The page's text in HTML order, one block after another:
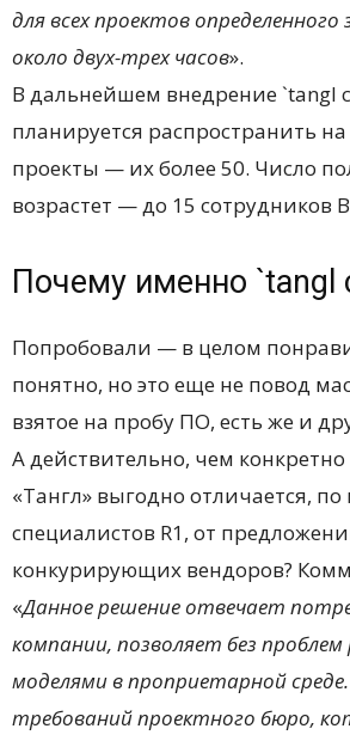
для всех проектов определенного
около двух-трех часов».
В дальнейшем внедрение `tangl
планируется распространить
проекты — их более 50. Число
возрастет — до 15 сотрудников
Почему именно `tangl
Попробовали — в целом
понятно, но это еще не повод
взятое на пробу ПО, есть же и
А действительно, чем конкретно
«Тангл» выгодно отличается,
специалистов R1, от
конкурирующих вендоров?
«Данное решение отвечает
компании, позволяет без
моделями в проприетарной
требований проектного бюро,